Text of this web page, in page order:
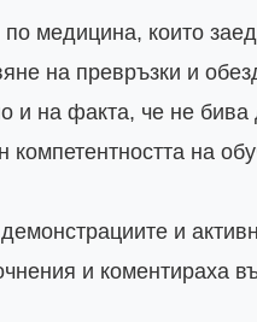
медицина, които
на превръзки и
на факта, че не бива
на
и
и коментираха